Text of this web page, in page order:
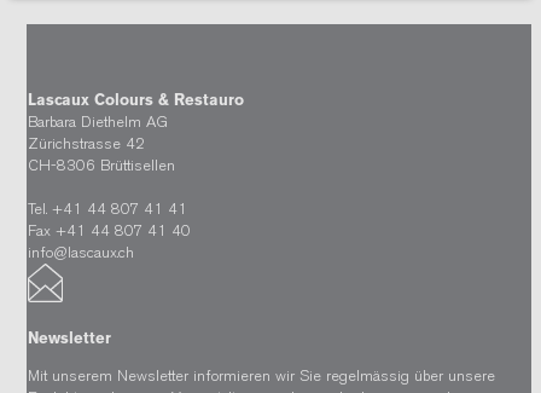
Lascaux Colours & Restauro
Barbara Diethelm AG
Zürichstrasse 42
CH-8306 Brüttisellen
Tel. +41 44 807 41 41
Fax +41 44 807 41 40
info@lascaux.ch
Newsletter
Mit unserem Newsletter informieren wir Sie regelmässig über unsere